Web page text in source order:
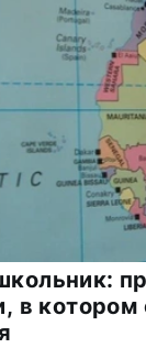
в котором